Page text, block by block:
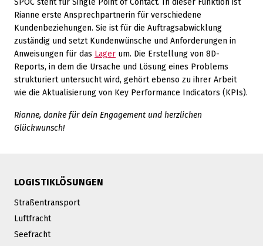
SPOC steht für Single Point of Contact. In dieser Funktion ist
Rianne erste Ansprechpartnerin für verschiedene
Kundenbeziehungen. Sie ist für die Auftragsabwicklung
zuständig und setzt Kundenwünsche und Anforderungen in
Anweisungen für das Lager um. Die Erstellung von 8D-
Reports, in dem die Ursache und Lösung eines Problems
strukturiert untersucht wird, gehört ebenso zu ihrer Arbeit
wie die Aktualisierung von Key Performance Indicators (KPIs).
Rianne, danke für dein Engagement und herzlichen
Glückwunsch!
LOGISTIKLÖSUNGEN
Straßentransport
Luftfracht
Seefracht